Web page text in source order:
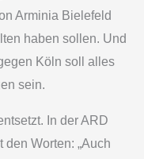
Arminia Bielefeld
haben sollen. Und
Köln soll alles
sein.
In der ARD
Worten: „Auch